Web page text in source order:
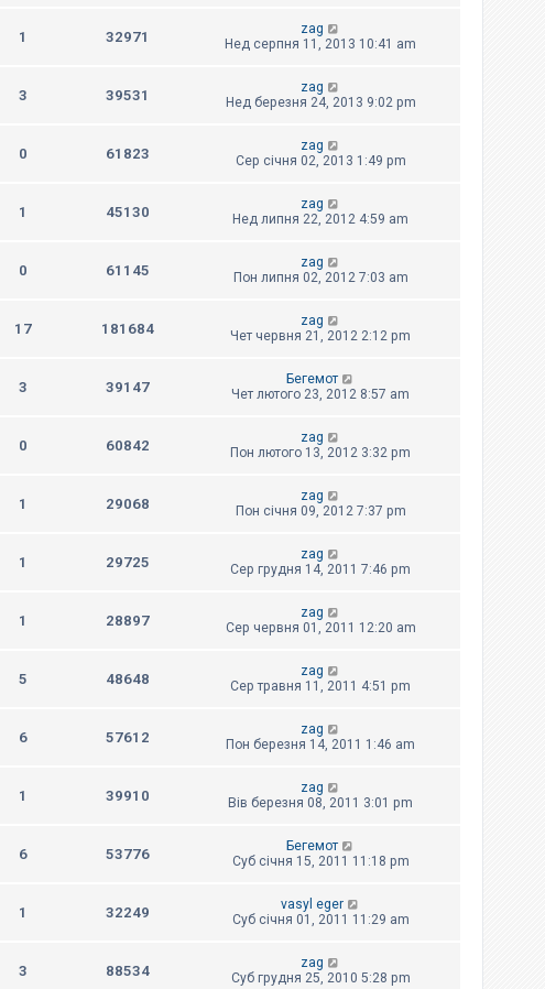
1 32971
zag
Нед серпня 11, 2013 10:41 am
3 39531
zag
Нед березня 24, 2013 9:02 pm
0 61823
zag
Сер січня 02, 2013 1:49 pm
1 45130
zag
Нед липня 22, 2012 4:59 am
0 61145
zag
Пон липня 02, 2012 7:03 am
17 181684
zag
Чет червня 21, 2012 2:12 pm
3 39147
Бегемот
Чет лютого 23, 2012 8:57 am
0 60842
zag
Пон лютого 13, 2012 3:32 pm
1 29068
zag
Пон січня 09, 2012 7:37 pm
1 29725
zag
Сер грудня 14, 2011 7:46 pm
1 28897
zag
Сер червня 01, 2011 12:20 am
5 48648
zag
Сер травня 11, 2011 4:51 pm
6 57612
zag
Пон березня 14, 2011 1:46 am
1 39910
zag
Вів березня 08, 2011 3:01 pm
6 53776
Бегемот
Суб січня 15, 2011 11:18 pm
1 32249
vasyl eger
Суб січня 01, 2011 11:29 am
3 88534
zag
Суб грудня 25, 2010 5:28 pm